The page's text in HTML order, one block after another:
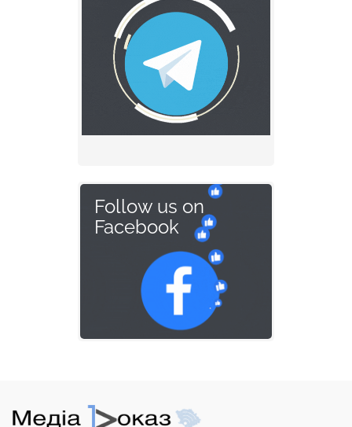
Follow us on
Facebook